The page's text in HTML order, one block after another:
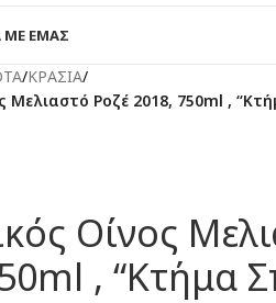
ΜΕ ΕΜΆΣ
/ΚΡΑΣΙΑ/
Μελιαστό Ροζέ 2018, 750ml ,
Οίνος
, “Κτήμα